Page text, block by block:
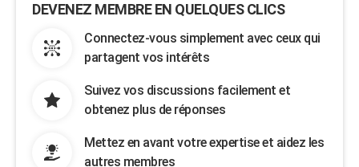
DEVENEZ MEMBRE EN QUELQUES CLICS
Connectez-vous simplement avec ceux qui
partagent vos intérêts
Suivez vos discussions facilement et
obtenez plus de réponses
Mettez en avant votre expertise et aidez les
autres membres